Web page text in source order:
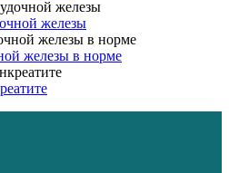
железы
железы в норме